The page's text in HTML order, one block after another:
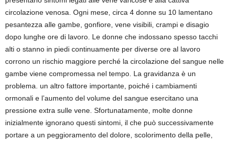
circolazione venosa. Ogni mese, circa 4 donne su 10 lamentano
pesantezza alle gambe, gonfiore, vene visibili, crampi e disagio
dopo lunghe ore di lavoro. Le donne che indossano spesso tacchi
alti o stanno in piedi continuamente per diverse ore al lavoro
corrono un rischio maggiore perché la circolazione del sangue nelle
gambe viene compromessa nel tempo. La gravidanza è un
problema. un altro fattore importante, poiché i cambiamenti
ormonali e l’aumento del volume del sangue esercitano una
pressione extra sulle vene. Sfortunatamente, molte donne
inizialmente ignorano questi sintomi, il che può successivamente
portare a un peggioramento del dolore, scolorimento della pelle,